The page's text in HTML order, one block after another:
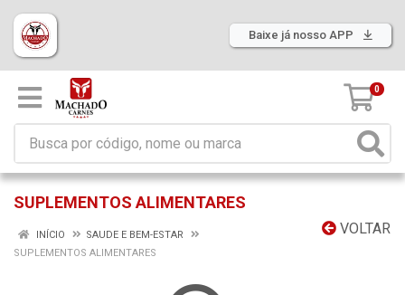
Baixe já nosso APP
0
SUPLEMENTOS ALIMENTARES
VOLTAR
INÍCIO
SAUDE E BEM-ESTAR
SUPLEMENTOS ALIMENTARES